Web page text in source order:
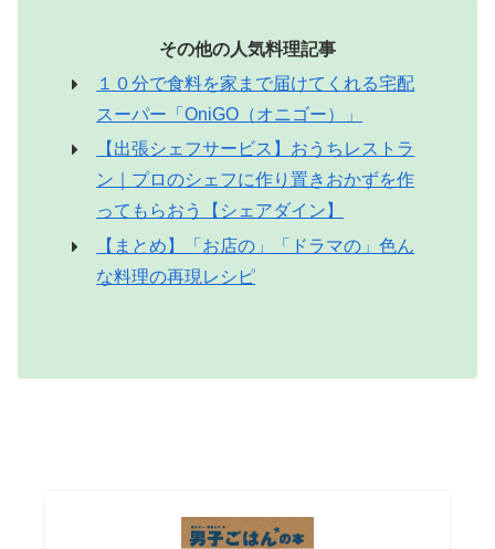
その他の人気料理記事
１０分で食料を家まで届けてくれる宅配
スーパー「OniGO（オニゴー）」
【出張シェフサービス】おうちレストラ
ン｜プロのシェフに作り置きおかずを作
ってもらおう【シェアダイン】
【まとめ】「お店の」「ドラマの」色ん
な料理の再現レシピ